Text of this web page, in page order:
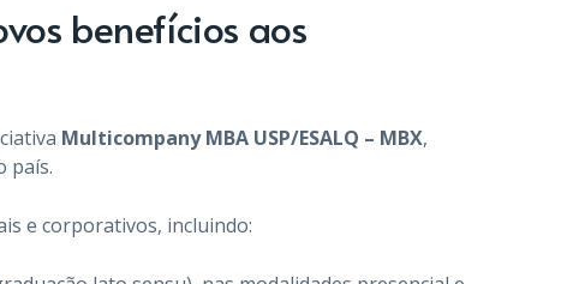
benefícios aos
Multicompany MBA USP/ESALQ – MBX,
país.
e corporativos, incluindo: